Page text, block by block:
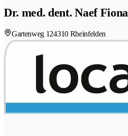
Dr. med. dent. Naef Fiona
Gartenweg 124310 Rheinfelden